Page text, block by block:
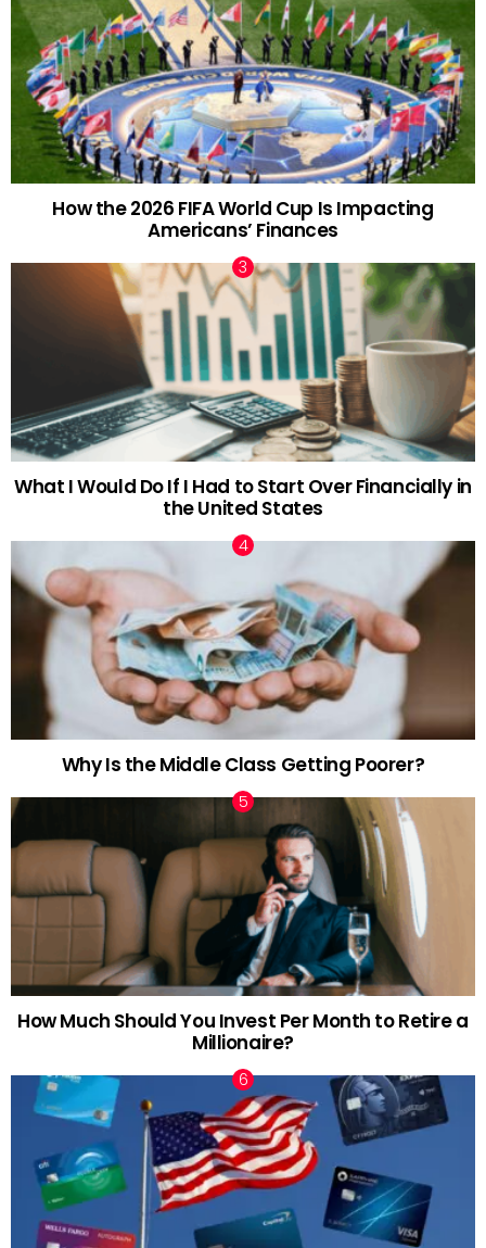
How the 2026 FIFA World Cup Is Impacting
Americans’ Finances
What I Would Do If I Had to Start Over Financially in
the United States
Why Is the Middle Class Getting Poorer?
How Much Should You Invest Per Month to Retire a
Millionaire?